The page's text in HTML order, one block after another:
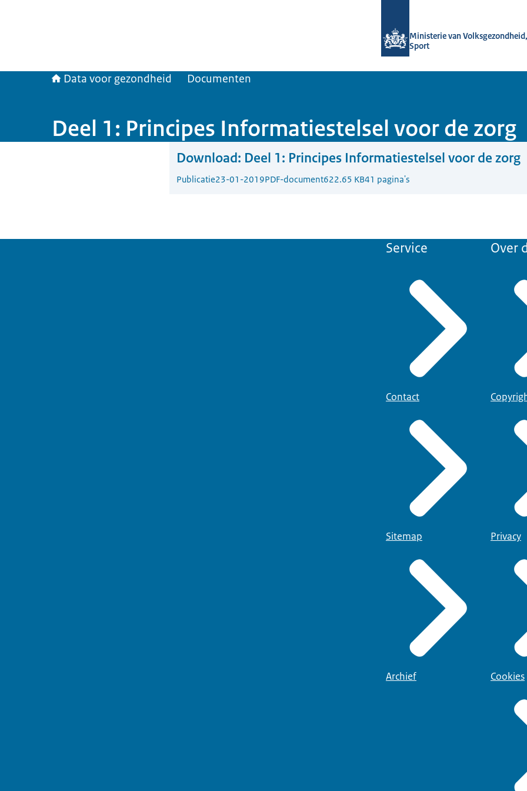
Ministerie van
Sport
Data voor gezondheid Documenten
Deel 1: Principes Informatiestelsel voor de zorg
Download: Deel 1: Principes Informatiestelsel voor de zorg
Publicatie23-01-2019PDF-document622.65 KB41 pagina's
Service
Contact
Sitemap
Archief
Over
Privacy
Cookies